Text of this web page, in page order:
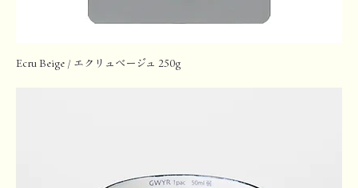
Ecru Beige / エクリュベージュ 250g